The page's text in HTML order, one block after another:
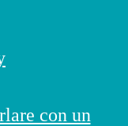
con un